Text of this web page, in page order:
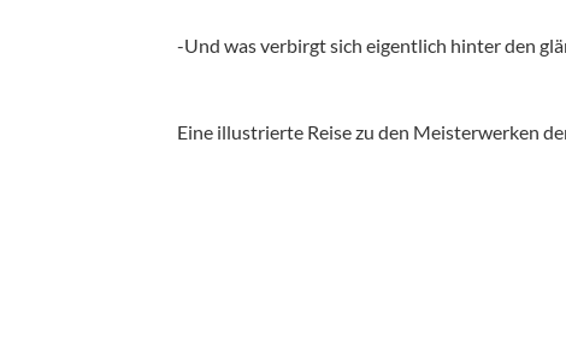
-Und was verbirgt sich eigentlich hinter den
Eine illustrierte Reise zu den Meisterwerken